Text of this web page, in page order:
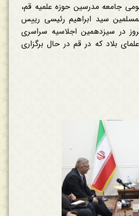
جامعه مدرسین حوزه علمیه قم،
سید ابراهیم رئیسی رییس
در سیزدهمین اجلاسیه سراسری
بلاد که در قم در حال برگزاری